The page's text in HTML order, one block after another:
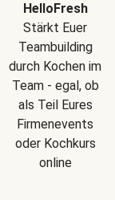
HelloFresh
Stärkt Euer
Teambuilding
durch Kochen im
Team - egal, ob
als Teil Eures
Firmenevents
oder Kochkurs
online